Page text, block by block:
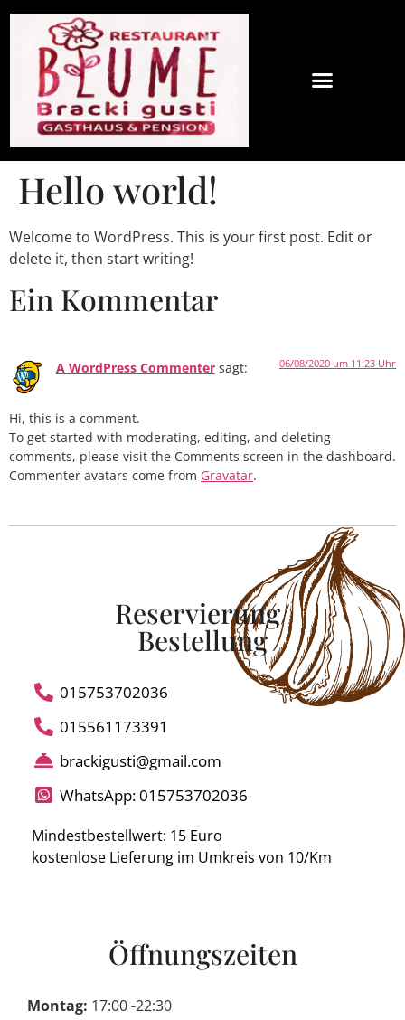
Hello world!
Welcome to WordPress. This is your first post. Edit or
delete it, then start writing!
Ein Kommentar
A WordPress Commenter sagt: 06/08/2020 um 11:23 Uhr
Hi, this is a comment.
To get started with moderating, editing, and deleting
comments, please visit the Comments screen in the dashboard.
Commenter avatars come from Gravatar.
Reservierung/
Bestellung
015753702036
015561173391
brackigusti@gmail.com
WhatsApp: 015753702036
Mindestbestellwert: 15 Euro
kostenlose Lieferung im Umkreis von 10/Km
Öffnungszeiten
Montag: 17:00 -22:30